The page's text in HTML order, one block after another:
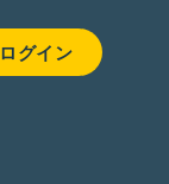
ログイン